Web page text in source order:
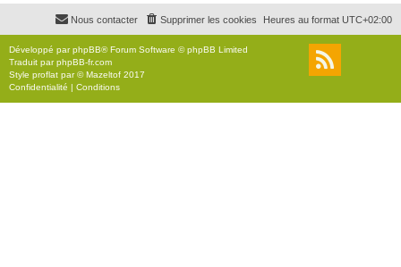
Heures au format UTC+02:00
Supprimer les cookies
Nous contacter
Développé parphpBB® Forum Software © phpBB Limited
Traduit parphpBB-fr.com
Style proflat par ©Mazeltof 2017
Confidentialité | Conditions